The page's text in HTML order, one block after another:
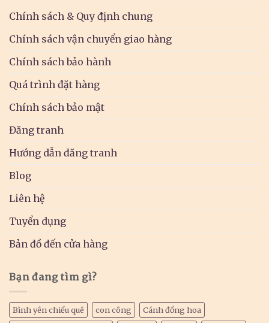
Chính sách & Quy định chung
Chính sách vận chuyển giao hàng
Chính sách bảo hành
Quá trình đặt hàng
Chính sách bảo mật
Đăng tranh
Hướng dẫn đăng tranh
Blog
Liên hệ
Tuyển dụng
Bản đồ đến cửa hàng
Bạn đang tìm gì?
Bình yên chiều quê con công
Cánh đồng hoa